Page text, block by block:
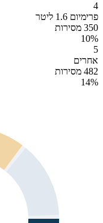
4
פרימיום 1.6 ליטר
350 מסירות
10%
5
אחרים
482 מסירות
14%